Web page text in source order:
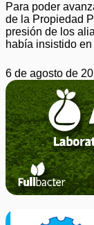
Para poder
de la Propiedad
presión de los
había insistido
6 de agosto de